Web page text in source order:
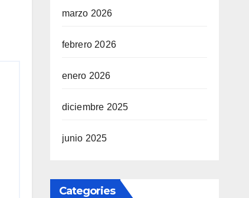
marzo 2026
febrero 2026
enero 2026
diciembre 2025
junio 2025
Categories